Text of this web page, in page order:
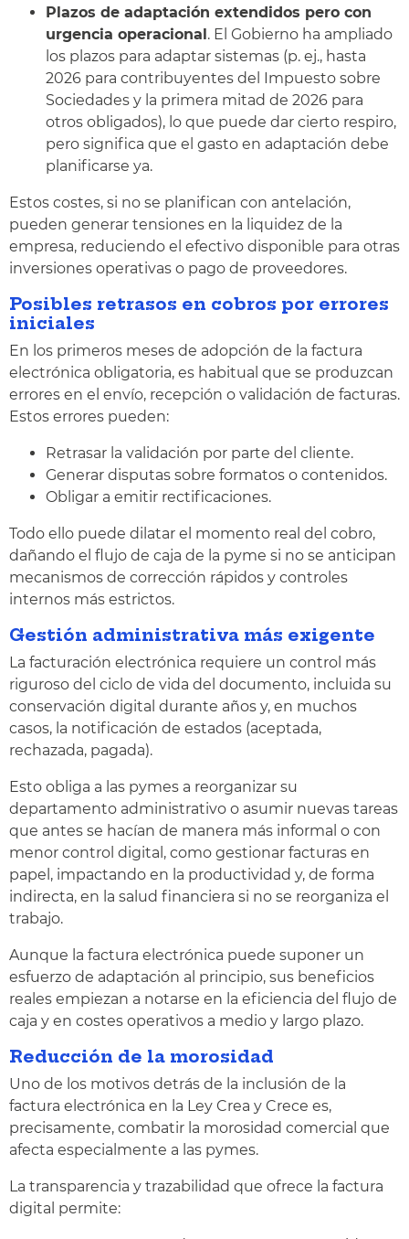
Plazos de adaptación extendidos pero con
urgencia operacional. El Gobierno ha ampliado
los plazos para adaptar sistemas (p. ej., hasta
2026 para contribuyentes del Impuesto sobre
Sociedades y la primera mitad de 2026 para
otros obligados), lo que puede dar cierto respiro,
pero significa que el gasto en adaptación debe
planificarse ya.
Estos costes, si no se planifican con antelación,
pueden generar tensiones en la liquidez de la
empresa, reduciendo el efectivo disponible para otras
inversiones operativas o pago de proveedores.
Posibles retrasos en cobros por errores
iniciales
En los primeros meses de adopción de la factura
electrónica obligatoria, es habitual que se produzcan
errores en el envío, recepción o validación de facturas.
Estos errores pueden:
Retrasar la validación por parte del cliente.
Generar disputas sobre formatos o contenidos.
Obligar a emitir rectificaciones.
Todo ello puede dilatar el momento real del cobro,
dañando el flujo de caja de la pyme si no se anticipan
mecanismos de corrección rápidos y controles
internos más estrictos.
Gestión administrativa más exigente
La facturación electrónica requiere un control más
riguroso del ciclo de vida del documento, incluida su
conservación digital durante años y, en muchos
casos, la notificación de estados (aceptada,
rechazada, pagada).
Esto obliga a las pymes a reorganizar su
departamento administrativo o asumir nuevas tareas
que antes se hacían de manera más informal o con
menor control digital, como gestionar facturas en
papel, impactando en la productividad y, de forma
indirecta, en la salud financiera si no se reorganiza el
trabajo.
Aunque la factura electrónica puede suponer un
esfuerzo de adaptación al principio, sus beneficios
reales empiezan a notarse en la eficiencia del flujo de
caja y en costes operativos a medio y largo plazo.
Reducción de la morosidad
Uno de los motivos detrás de la inclusión de la
factura electrónica en la Ley Crea y Crece es,
precisamente, combatir la morosidad comercial que
afecta especialmente a las pymes.
La transparencia y trazabilidad que ofrece la factura
digital permite: